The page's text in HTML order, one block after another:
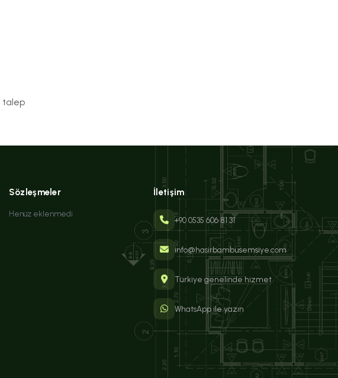
talep
Sözleşmeler
Henüz eklenmedi
İletişim
+90 0535 606 81 31
info@hasirbambusemsiye.com
Türkiye genelinde hizmet
WhatsApp ile yazın